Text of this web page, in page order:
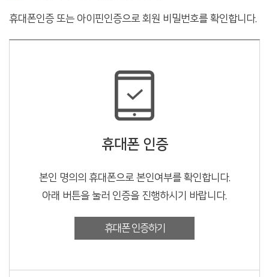
휴대폰인증 또는 아이핀인증으로 회원 비밀번호를 확인합니다.
휴대폰 인증
본인 명의의 휴대폰으로 본인여부를 확인합니다.
아래 버튼을 눌러 인증을 진행하시기 바랍니다.
휴대폰 인증하기